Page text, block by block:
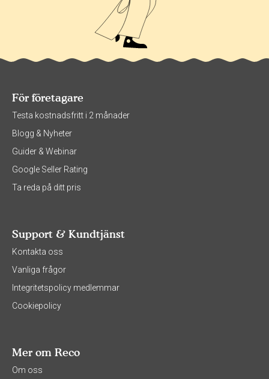
För företagare
Testa kostnadsfritt i 2 månader
Blogg & Nyheter
Guider & Webinar
Google Seller Rating
Ta reda på ditt pris
Support & Kundtjänst
Kontakta oss
Vanliga frågor
Integritetspolicy medlemmar
Cookiepolicy
Mer om Reco
Om oss